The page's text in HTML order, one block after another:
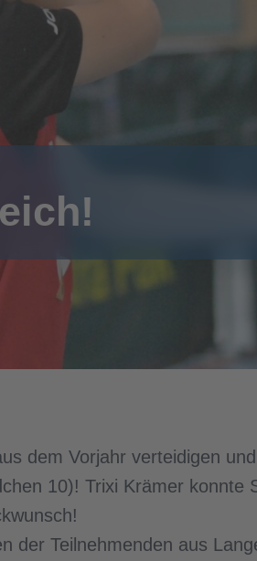
dem Vorjahr verteidigen
10)! Trixi Krämer konnte
der Teilnehmenden aus